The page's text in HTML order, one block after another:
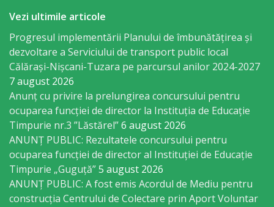
Specialist
Relații
cu
Publicul,
Operator
CISC
Organigrama
Regulament
Vezi ultimile articole
Progresul implementării Planului de îmbunătățirea și
dezvoltare a Serviciului de transport public local
Călărași-Nișcani-Tuzara pe parcursul anilor 2024-2027
7 august 2026
Anunț cu privire la prelungirea concursului pentru
ocuparea funcţiei de director la Instituția de Educație
Timpurie nr.3 ”Lăstărel”6 august 2026
ANUNȚ PUBLIC: Rezultatele concursului pentru
ocuparea funcției de director al Instituției de Educație
Timpurie „Guguță”5 august 2026
ANUNȚ PUBLIC: A fost emis Acordul de Mediu pentru
construcția Centrului de Colectare prin Aport Voluntar